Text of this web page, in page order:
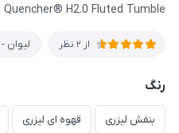
Quencher® H2.0 Fluted Tumble
از 2 نظر لیوان
رنگ
بنفش لیزری قهوه ای لیزری